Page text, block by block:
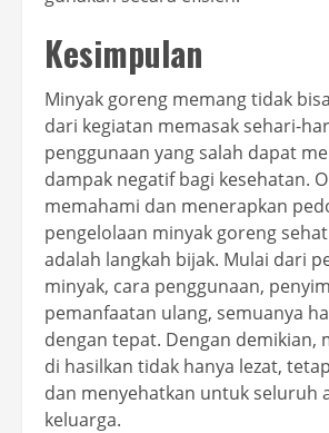
Kesimpulan
Minyak goreng memang tidak
dari kegiatan memasak sehari-
penggunaan yang salah dapat
dampak negatif bagi kesehatan.
memahami dan menerapkan
pengelolaan minyak goreng
adalah langkah bijak. Mulai dari
minyak, cara penggunaan,
pemanfaatan ulang, semuanya
dengan tepat. Dengan demikian,
di hasilkan tidak hanya lezat,
dan menyehatkan untuk seluruh
keluarga.